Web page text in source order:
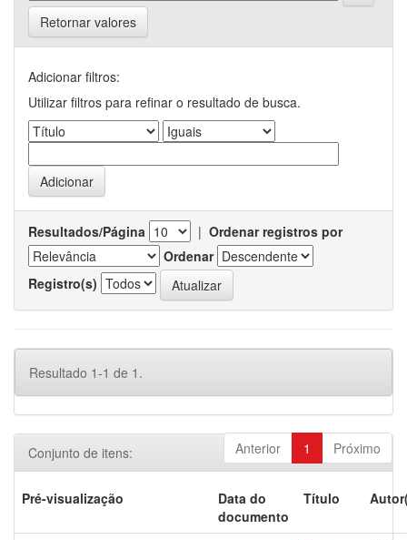
Retornar valores
Adicionar filtros:
Utilizar filtros para refinar o resultado de busca.
Resultados/Página | Ordenar registros por
Ordenar
Registro(s)
Resultado 1-1 de 1.
Anterior 1 Próximo
Conjunto de itens:
Pré-visualização
Data do
documento
Título